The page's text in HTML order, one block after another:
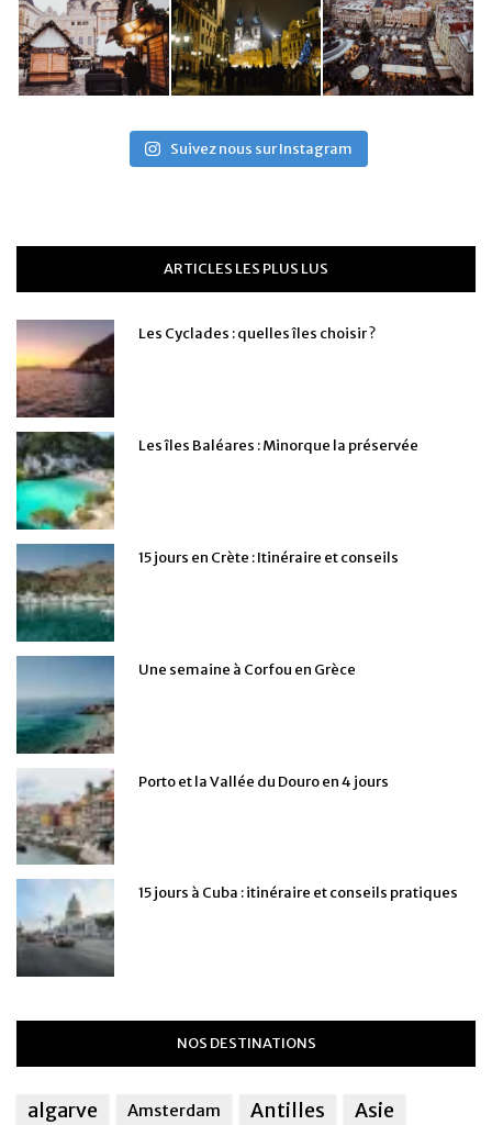
Suivez nous sur Instagram
ARTICLES LES PLUS LUS
Les Cyclades : quelles îles choisir ?
Les îles Baléares : Minorque la préservée
15 jours en Crète : Itinéraire et conseils
Une semaine à Corfou en Grèce
Porto et la Vallée du Douro en 4 jours
15 jours à Cuba : itinéraire et conseils pratiques
NOS DESTINATIONS
algarve Amsterdam Antilles
Asie